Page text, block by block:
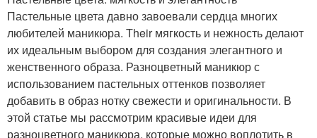
Пастельные цвета давно завоевали сердца многих
любителей маникюра. Their мягкость и нежность делают
их идеальным выбором для создания элегантного и
женственного образа. Разноцветный маникюр с
использованием пастельных оттенков позволяет
добавить в образ нотку свежести и оригинальности. В
этой статье мы рассмотрим красивые идеи для
разноцветного маникюра, которые можно воплотить в